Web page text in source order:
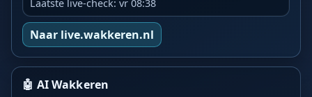
Laatste live-check: vr 08:38
Naar live.wakkeren.nl
🤖 AI Wakkeren